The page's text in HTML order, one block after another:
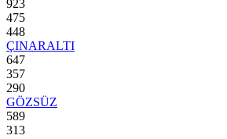
923
475
448
ÇINARALTI
647
357
290
GÖZSÜZ
589
313